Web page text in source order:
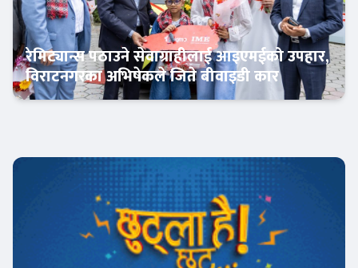
रेमिट्यान्स पठाउने सेवाग्राहीलाई आइएमईको उपहार,
विराटनगरका अभिषेकले जिते बीवाइडी कार